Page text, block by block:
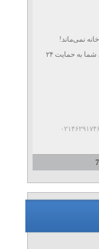
نمی‌ماند!
برای درمان قطعی، پای شما به حمایت ۲۴
...
7